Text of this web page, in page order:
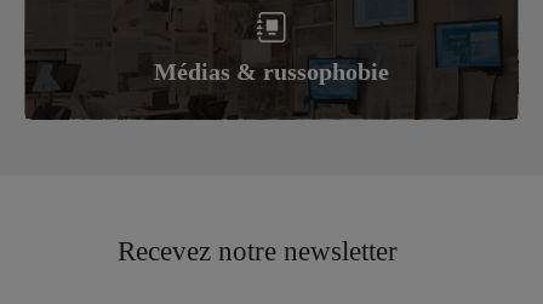
Médias & russophobie
Recevez notre newsletter